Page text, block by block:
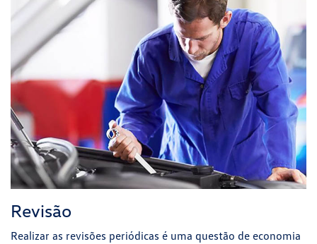
Revisão
Realizar as revisões periódicas é uma questão de economia